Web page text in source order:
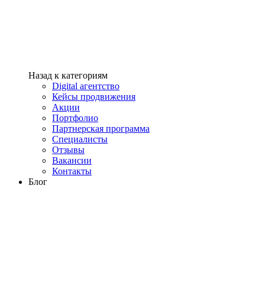
Назад к категориям
Digital агентство
Кейсы продвижения
Акции
Портфолио
Партнерская программа
Специалисты
Отзывы
Вакансии
Контакты
Блог